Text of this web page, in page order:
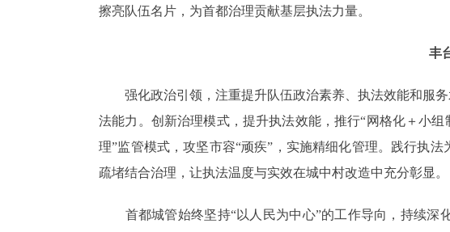
擦亮队伍名片，为首都治理贡献基层执法力量。
丰
强化政治引领，注重提升队伍政治素养、执法效能和服务
法能力。创新治理模式，提升执法效能，推行“网格化＋小
理”监管模式，攻坚市容“顽疾”，实施精细化管理。践行执
疏堵结合治理，让执法温度与实效在城中村改造中充分彰显。
首都城管始终坚持“以人民为中心”的工作导向，持续深